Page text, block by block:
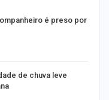
é preso por
de chuva leve